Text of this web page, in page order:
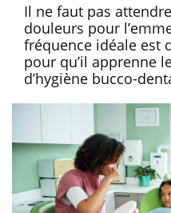
Il ne faut pas
douleurs pour
fréquence idéale est
pour qu’il apprenne
d’hygiène bucco-